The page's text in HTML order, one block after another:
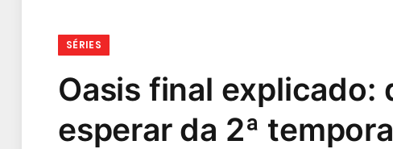
SÉRIES
Oasis final explicado:
esperar da 2ª